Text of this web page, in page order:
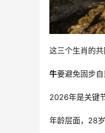
这三个生肖的共
牛要避免固步自
2026年是关键
年龄层面，28